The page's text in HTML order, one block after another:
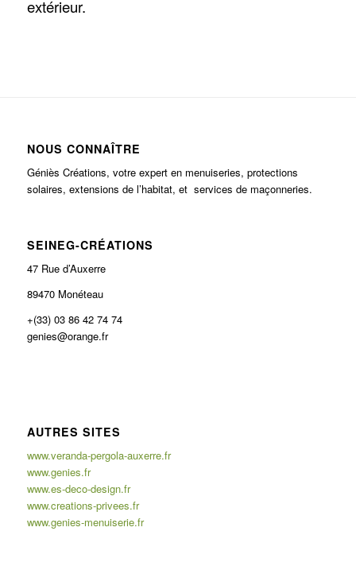
extérieur.
NOUS CONNAÎTRE
Géniès Créations, votre expert en menuiseries, protections
solaires, extensions de l’habitat, et services de maçonneries.
SEINEG-CRÉATIONS
47 Rue d’Auxerre
89470 Monéteau
+(33) 03 86 42 74 74
genies@orange.fr
AUTRES SITES
www.veranda-pergola-auxerre.fr
www.genies.fr
www.es-deco-design.fr
www.creations-privees.fr
www.genies-menuiserie.fr